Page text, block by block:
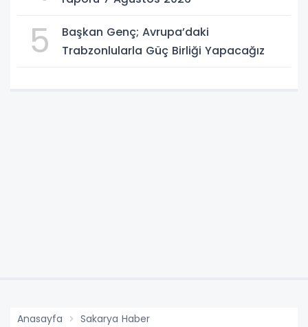
5
Başkan Genç; Avrupa’daki
Trabzonlularla Güç Birliği Yapacağız
Anasayfa Sakarya Haber